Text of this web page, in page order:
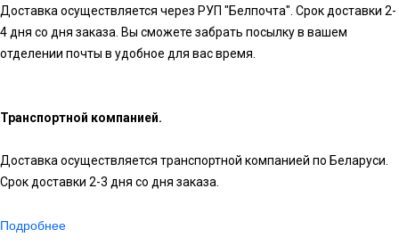
Доставка осуществляется через РУП "Белпочта". Срок доставки 2-
4 дня со дня заказа. Вы сможете забрать посылку в вашем
отделении почты в удобное для вас время.
Транспортной компанией.
Доставка осуществляется транспортной компанией по Беларуси.
Срок доставки 2-3 дня со дня заказа.
Подробнее